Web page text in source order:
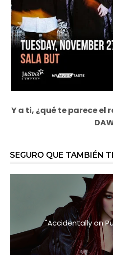
Y a ti, ¿qué te parece el
SEGURO QUE TAMBIÉN
"Accidentally on